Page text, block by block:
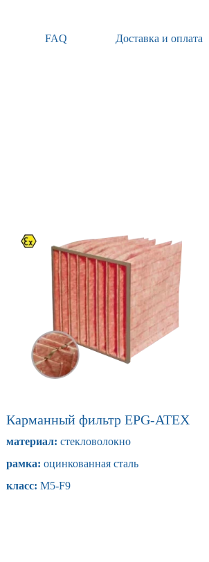
FAQ Доставка и оплата
Карманный фильтр EPG-ATEX
материал: стекловолокно
рамка: оцинкованная сталь
класс: M5-F9